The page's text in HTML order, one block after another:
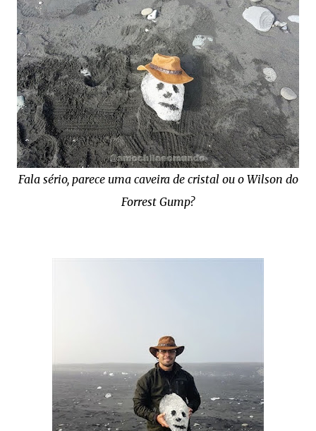
Fala sério, parece uma caveira de cristal ou o Wilson do
Forrest Gump?